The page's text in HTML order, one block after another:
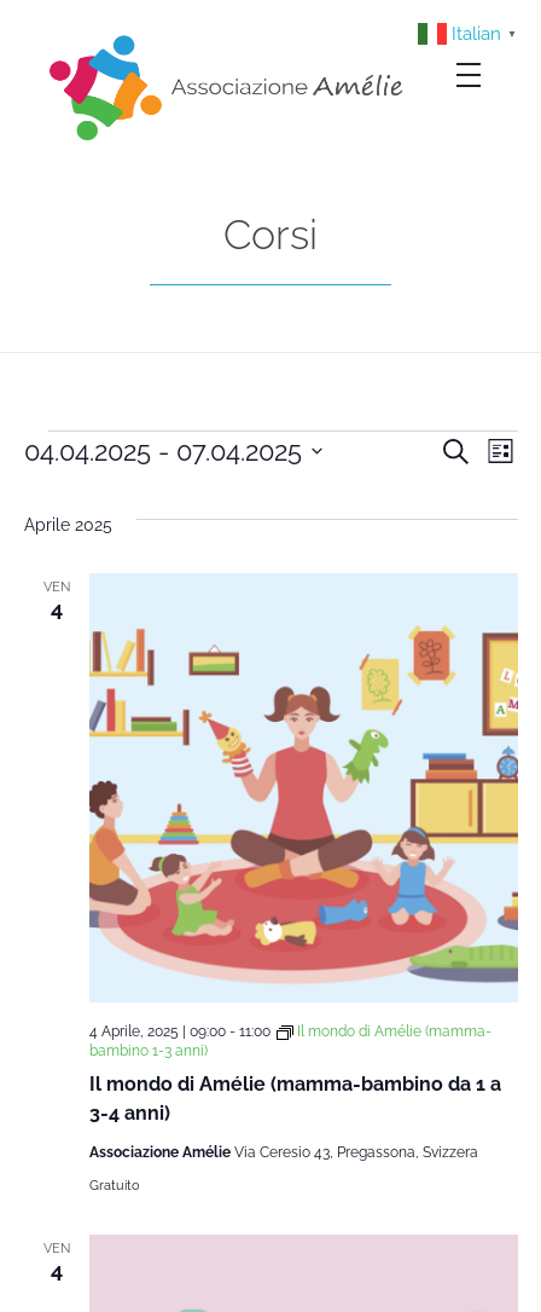
Corsi
viste
Cerca
Lista
04.04.2025 - 07.04.2025
la
Aprile 2025
VEN
4
Il mondo di Amélie (mamma-bambino da 1 a
3-4 anni)
4 Aprile, 2025 | 09:00- 11:00
Il mondo di Amélie (mamma-
bambino 1-3 anni)
Associazione Amélie Via Ceresio 43, Pregassona, Svizzera
Gratuito
VEN
4
Italian ▼